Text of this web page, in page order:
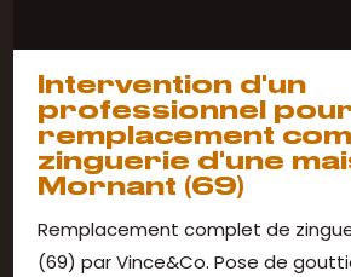
Intervention d'un
professionnel
remplacement
zinguerie d'une
Mornant (69)
Remplacement complet de
(69) par Vince&Co. Pose de